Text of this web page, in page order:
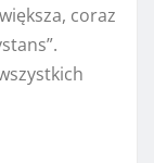
coraz